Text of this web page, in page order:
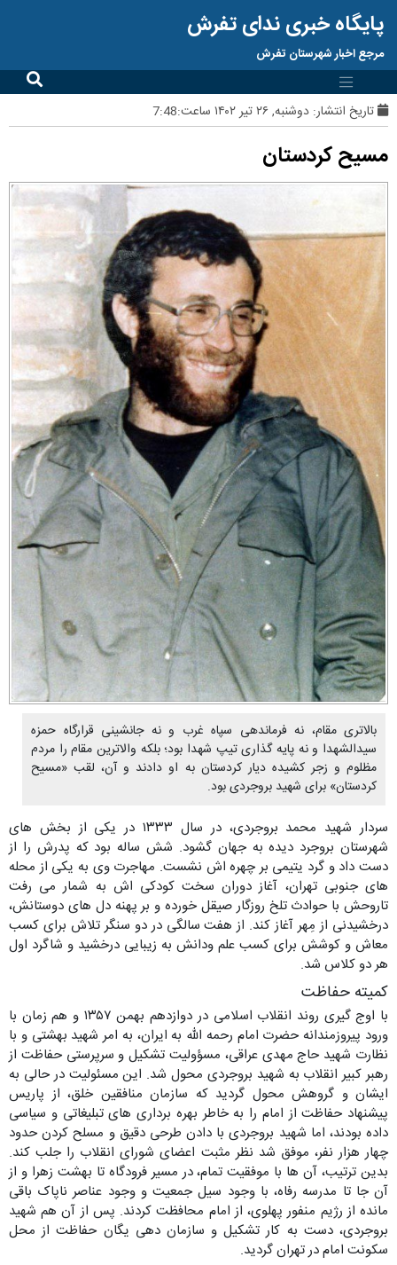
پایگاه خبری ندای تفرش
مرجع اخبار شهرستان تفرش
تاریخ انتشار: دوشنبه, ۲۶ تیر ۱۴۰۲ ساعت:7:48
مسیح کردستان
بالاتری مقام، نه فرماندهی سپاه غرب و نه جانشینی قرارگاه حمزه
سیدالشهدا و نه پایه گذاری تیپ شهدا بود؛ بلکه والاترین مقام را مردم
مظلوم و زجر کشیده دیار کردستان به او دادند و آن، لقب «مسیح
کردستان» برای شهید بروجردی بود.
سردار شهید محمد بروجردی، در سال ۱۳۳۳ در یکی از بخش های
شهرستان بروجرد دیده به جهان گشود. شش ساله بود که پدرش را از
دست داد و گرد یتیمی بر چهره اش نشست. مهاجرت وی به یکی از محله
های جنوبی تهران، آغاز دوران سخت کودکی اش به شمار می رفت
تاروحش با حوادث تلخ روزگار صیقل خورده و بر پهنه دل های دوستانش،
درخشیدنی از مِهر آغاز کند. از هفت سالگی در دو سنگر تلاش برای کسب
معاش و کوشش برای کسب علم ودانش به زیبایی درخشید و شاگرد اول
هر دو کلاس شد.
کمیته حفاظت
با اوج گیری روند انقلاب اسلامی در دوازدهم بهمن ۱۳۵۷ و هم زمان با
ورود پیروزمندانه حضرت امام رحمه الله به ایران، به امر شهید بهشتی و با
نظارت شهید حاج مهدی عراقی، مسؤولیت تشکیل و سرپرستی حفاظت از
رهبر کبیر انقلاب به شهید بروجردی محول شد. این مسئولیت در حالی به
ایشان و گروهش محول گردید که سازمان منافقین خلق، از پاریس
پیشنهاد حفاظت از امام را به خاطر بهره برداری های تبلیغاتی و سیاسی
داده بودند، اما شهید بروجردی با دادن طرحی دقیق و مسلح کردن حدود
چهار هزار نفر، موفق شد نظر مثبت اعضای شورای انقلاب را جلب کند.
بدین ترتیب، آن ها با موفقیت تمام، در مسیر فرودگاه تا بهشت زهرا و از
آن جا تا مدرسه رفاه، با وجود سیل جمعیت و وجود عناصر ناپاک باقی
مانده از رژیم منفور پهلوی، از امام محافظت کردند. پس از آن هم شهید
بروجردی، دست به کار تشکیل و سازمان دهی یگان حفاظت از محل
سکونت امام در تهران گردید.